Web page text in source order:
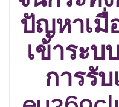
ปัญหาเมื่
เข้าระบ
การรั